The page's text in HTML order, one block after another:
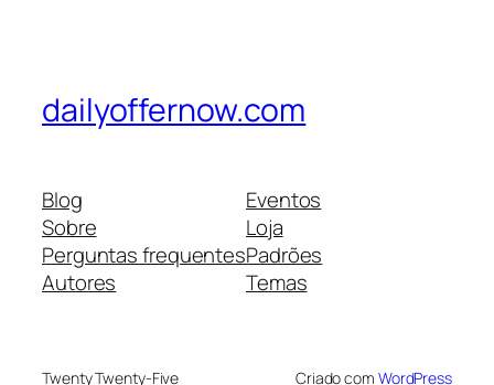
dailyoffernow.com
Blog
Sobre
Perguntas frequentes
Autores
Eventos
Loja
Padrões
Temas
Twenty Twenty-Five Criado com WordPress